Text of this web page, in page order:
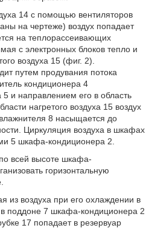
14 с помощью вентиляторов
на чертеже) воздух попадает
на теплорассеивающих
с электронных блоков тепло и
воздуха 15 (фиг. 2).
путем продувания потока
кондиционера 4
и направлением его в область
нагретого воздуха 15 воздух
8 насыщается до
Циркуляция воздуха в шкафах
5 шкафа-кондиционера 2.
всей высоте шкафа-
горизонтальную
из воздуха при его охлаждении в
в поддоне 7 шкафа-кондиционера 2
17 попадает в резервуар